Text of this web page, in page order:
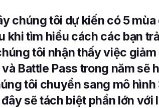
chúng tôi dự kiến có 5
khi tìm hiểu cách các bạn
tôi nhận thấy việc giảm
Battle Pass trong năm sẽ
tôi chuyển sang mô hình
sẽ tách biệt phần lớn với